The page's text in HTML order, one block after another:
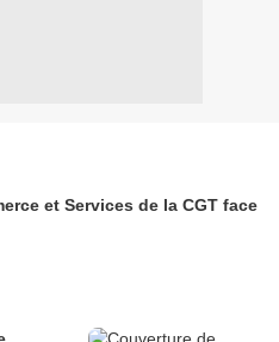
et Services de la CGT face